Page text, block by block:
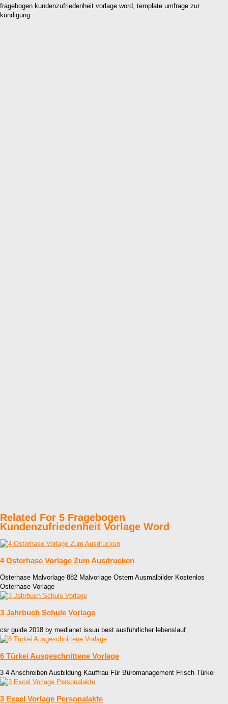
fragebogen kundenzufriedenheit vorlage word, template umfrage zur
kündigung
Related For 5 Fragebogen
Kundenzufriedenheit Vorlage Word
4 Osterhase Vorlage Zum Ausdrucken
Osterhase Malvorlage 882 Malvorlage Ostern Ausmalbilder Kostenlos
Osterhase Vorlage
3 Jahrbuch Schule Vorlage
csr guide 2018 by medianet issuu best ausführlicher lebenslauf
6 Türkei Ausgeschnittene Vorlage
3 4 Anschreiben Ausbildung Kauffrau Für Büromanagement Frisch Türkei
3 Excel Vorlage Personalakte